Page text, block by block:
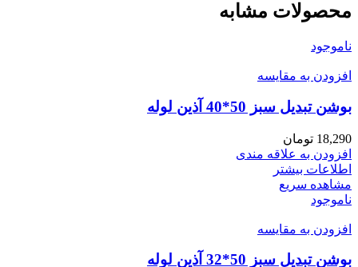
محصولات مشابه
ناموجود
افزودن به مقایسه
بوشن تبدیل سبز 50*40 آذین لوله
18,290 تومان
افزودن به علاقه مندی
اطلاعات بیشتر
مشاهده سریع
ناموجود
افزودن به مقایسه
بوشن تبدیل سبز 50*32 آذین لوله